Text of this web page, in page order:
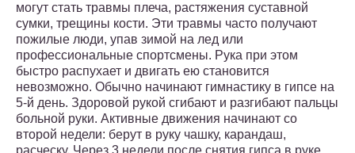
могут стать травмы плеча, растяжения суставной
сумки, трещины кости. Эти травмы часто получают
пожилые люди, упав зимой на лед или
профессиональные спортсмены. Рука при этом
быстро распухает и двигать ею становится
невозможно. Обычно начинают гимнастику в гипсе на
5-й день. Здоровой рукой сгибают и разгибают пальцы
больной руки. Активные движения начинают со
второй недели: берут в руку чашку, карандаш,